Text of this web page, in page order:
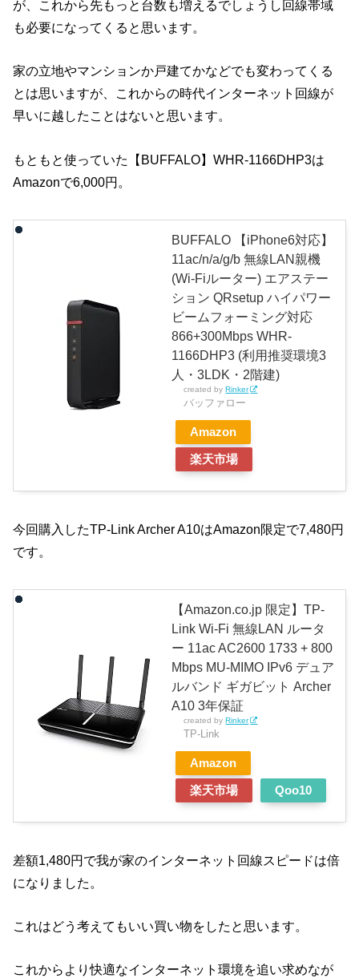
が、これから先もっと台数も増えるでしょうし回線帯域
も必要になってくると思います。
家の立地やマンションか戸建てかなどでも変わってくる
とは思いますが、これからの時代インターネット回線が
早いに越したことはないと思います。
もともと使っていた【BUFFALO】WHR-1166DHP3は
Amazonで6,000円。
BUFFALO 【iPhone6対応】
11ac/n/a/g/b 無線LAN親機
(Wi-Fiルーター) エアステー
ション QRsetup ハイパワー
ビームフォーミング対応
866+300Mbps WHR-
1166DHP3 (利用推奨環境3
人・3LDK・2階建)
created byRinker
バッファロー
Amazon
楽天市場
今回購入したTP-Link Archer A10はAmazon限定で7,480円
です。
【Amazon.co.jp 限定】TP-
Link Wi-Fi 無線LAN ルータ
ー 11ac AC2600 1733 + 800
Mbps MU-MIMO IPv6 デュア
ルバンド ギガビット Archer
A10 3年保証
created byRinker
TP-Link
Amazon
楽天市場 Qoo10
差額1,480円で我が家のインターネット回線スピードは倍
になりました。
これはどう考えてもいい買い物をしたと思います。
これからより快適なインターネット環境を追い求めなが